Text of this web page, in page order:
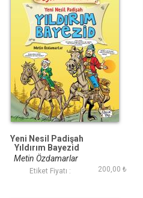
Yeni Nesil Padişah
Yıldırım Bayezid
Metin Özdamarlar
Etiket Fiyatı : 200,00 ₺